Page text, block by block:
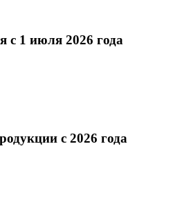
с 1 июля 2026 года
с 2026 года